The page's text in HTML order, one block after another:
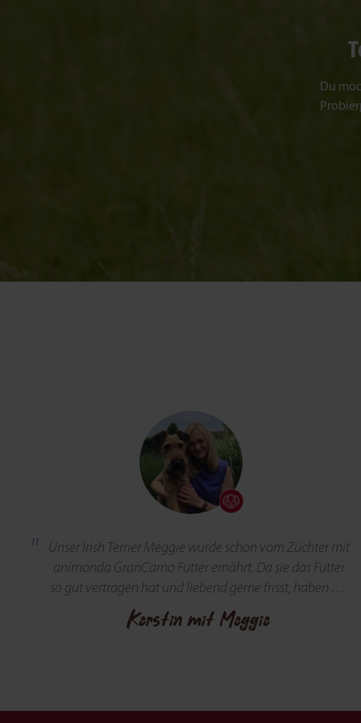
Du
Unser Irish Terrier Meggie wurde schon vom Züchter mit
animonda GranCarno Futter ernährt. Da sie das Futter
so gut vertragen hat und liebend gerne frisst, haben wir
es beibehalten. Ihre Lieblingssorte heißt "Lamm pur".
Auch die Meat Chunks und Dental Stangen werden hier
Bedürfnisse. Nach einer Durchfallerkrankung können
Kerstin mit Meggie